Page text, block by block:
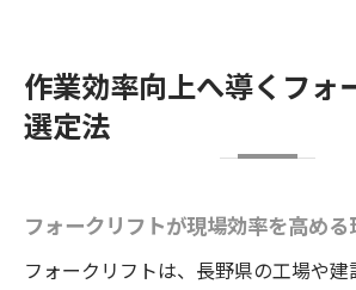
作業効率向上へ導くフォ
選定法
フォークリフトが現場効率を高め
フォークリフトは、長野県の工場や